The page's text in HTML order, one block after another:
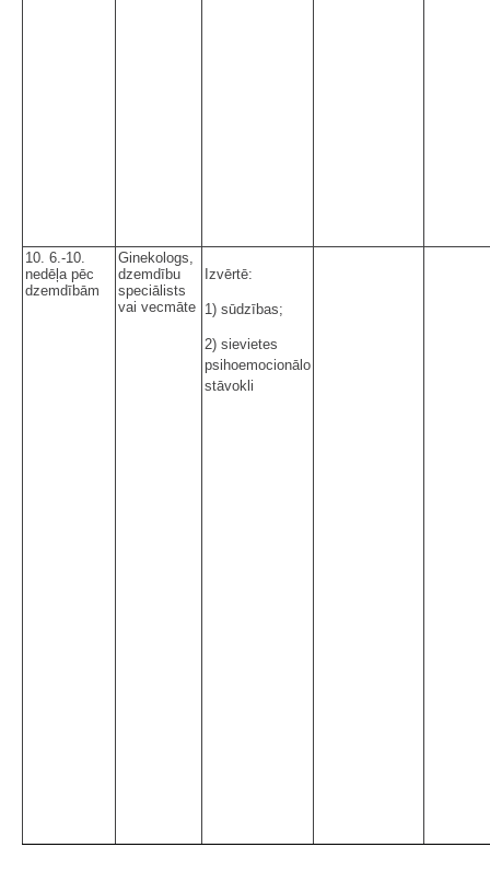
10. 6.-10.
nedēļa pēc
dzemdībām
Ginekologs,
dzemdību
speciālists
vai vecmāte
Izvērtē:
1) sūdzības;
2) sievietes
psihoemocionālo
stāvokli